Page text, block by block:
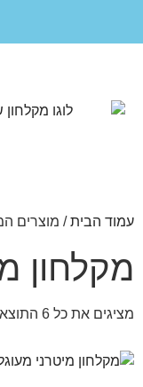
עמוד הבית/ מוצרים
מקלחון
מציגים את כל ⁦6⁩ התוצאות